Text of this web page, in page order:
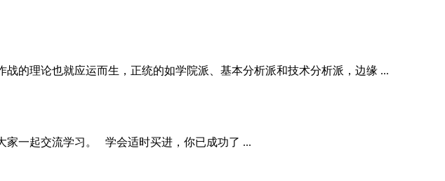
的理论也就应运而生，正统的如学院派、基本分析派和技术分析派，边缘 ...
家一起交流学习。 学会适时买进，你已成功了 ...